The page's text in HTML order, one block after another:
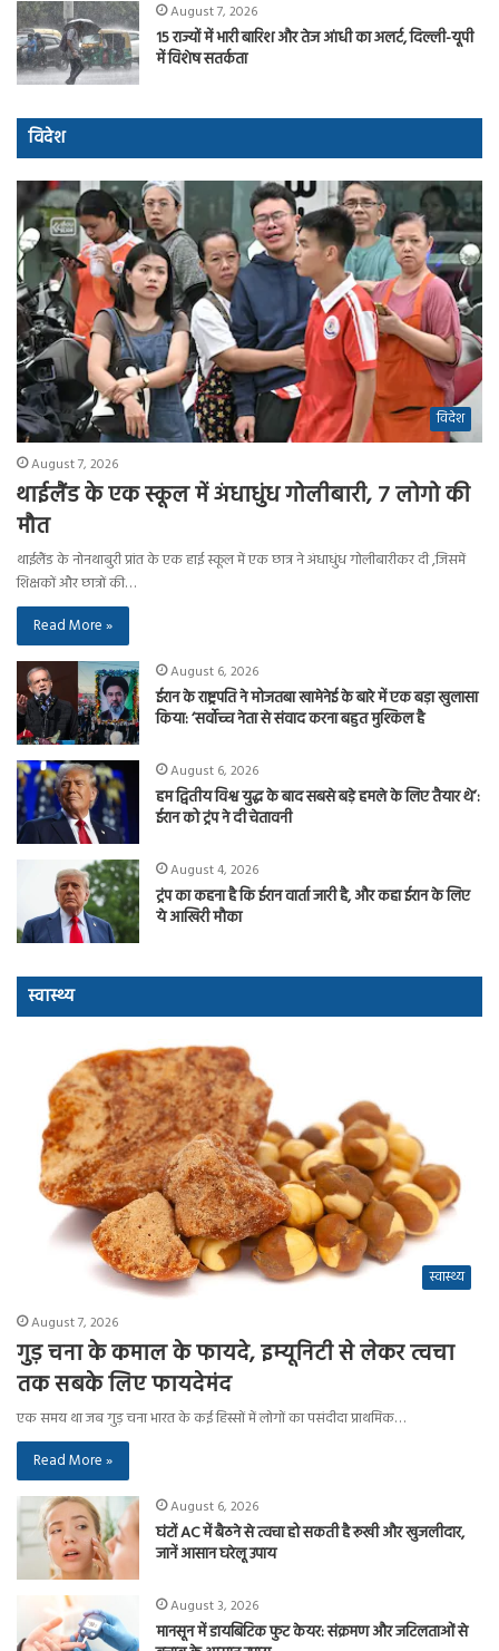
August 7, 2026
15 राज्यों में भारी बारिश और तेज आंधी का अलर्ट, दिल्ली-यूपी
में विशेष सतर्कता
विदेश
विदेश
August 7, 2026
थाईलैंड के एक स्कूल में अंधाधुंध गोलीबारी, 7 लोगो की
मौत
थाईलैंड के नोनथाबुरी प्रांत के एक हाई स्कूल में एक छात्र ने अंधाधुंध गोलीबारीकर दी ,जिसमें
शिक्षकों और छात्रों की…
Read More »
August 6, 2026
ईरान के राष्ट्रपति ने मोजतबा खामेनेई के बारे में एक बड़ा खुलासा
किया: ‘सर्वोच्च नेता से संवाद करना बहुत मुश्किल है
August 6, 2026
हम द्वितीय विश्व युद्ध के बाद सबसे बड़े हमले के लिए तैयार थे’:
ईरान को ट्रंप ने दी चेतावनी
August 4, 2026
ट्रंप का कहना है कि ईरान वार्ता जारी है, और कहा ईरान के लिए
ये आखिरी मौका
स्वास्थ्य
स्वास्थ्य
August 7, 2026
गुड़ चना के कमाल के फायदे, इम्यूनिटी से लेकर त्वचा
तक सबके लिए फायदेमंद
एक समय था जब गुड़ चना भारत के कई हिस्सों में लोगों का पसंदीदा प्राथमिक…
Read More »
August 6, 2026
घंटों AC में बैठने से त्वचा हो सकती है रूखी और खुजलीदार,
जानें आसान घरेलू उपाय
August 3, 2026
मानसून में डायबिटिक फुट केयर: संक्रमण और जटिलताओं से